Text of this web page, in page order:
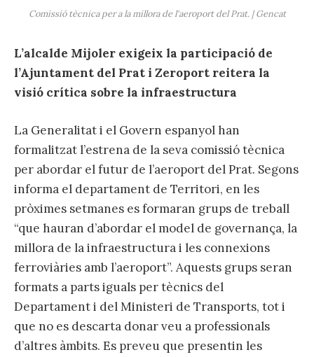
Comissió tècnica per a la millora de l'aeroport del Prat. | Gencat
L’alcalde Mijoler exigeix la participació de
l’Ajuntament del Prat i Zeroport reitera la
visió crítica sobre la infraestructura
La Generalitat i el Govern espanyol han
formalitzat l’estrena de la seva comissió tècnica
per abordar el futur de l’aeroport del Prat. Segons
informa el departament de Territori, en les
pròximes setmanes es formaran grups de treball
“que hauran d’abordar el model de governança, la
millora de la infraestructura i les connexions
ferroviàries amb l’aeroport”. Aquests grups seran
formats a parts iguals per tècnics del
Departament i del Ministeri de Transports, tot i
que no es descarta donar veu a professionals
d’altres àmbits. Es preveu que presentin les